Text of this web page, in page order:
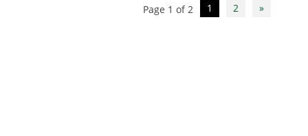
Page 1 of 2 1 2 »